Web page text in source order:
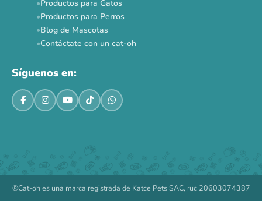
Productos para Gatos
Productos para Perros
Blog de Mascotas
Contáctate con un cat-oh
Síguenos en:
®Cat-oh es una marca registrada de Katce Pets SAC, ruc 20603074387